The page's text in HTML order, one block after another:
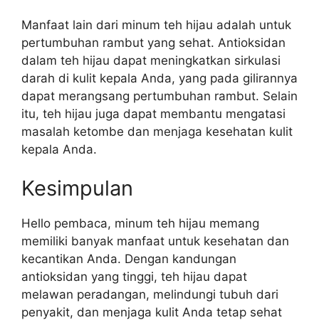
Manfaat lain dari minum teh hijau adalah untuk
pertumbuhan rambut yang sehat. Antioksidan
dalam teh hijau dapat meningkatkan sirkulasi
darah di kulit kepala Anda, yang pada gilirannya
dapat merangsang pertumbuhan rambut. Selain
itu, teh hijau juga dapat membantu mengatasi
masalah ketombe dan menjaga kesehatan kulit
kepala Anda.
Kesimpulan
Hello pembaca, minum teh hijau memang
memiliki banyak manfaat untuk kesehatan dan
kecantikan Anda. Dengan kandungan
antioksidan yang tinggi, teh hijau dapat
melawan peradangan, melindungi tubuh dari
penyakit, dan menjaga kulit Anda tetap sehat